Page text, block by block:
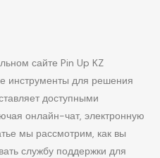
сайте Pin Up KZ
инструменты для решения
доступными
онлайн-чат, электронную
мы рассмотрим, как вы
службу поддержки для